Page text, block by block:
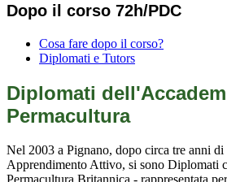
Dopo il corso 72h/PDC
Cosa fare dopo il corso?
Diplomati e Tutors
Diplomati
Permacultura
Nel 2003 a Pignano, dopo circa tre anni di
Apprendimento Attivo, si sono Diplomati